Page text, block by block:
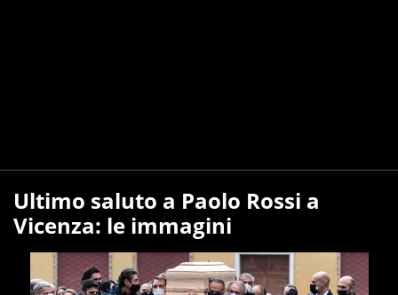
Ultimo saluto a Paolo Rossi a
Vicenza: le immagini